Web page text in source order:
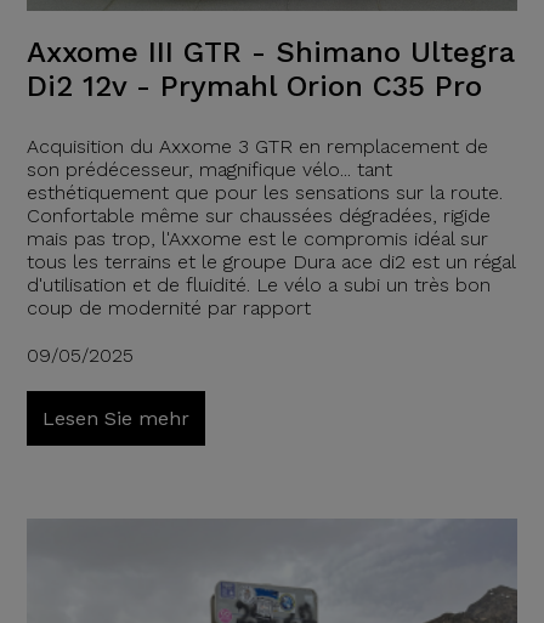
Axxome III GTR - Shimano Ultegra
Di2 12v - Prymahl Orion C35 Pro
Acquisition du Axxome 3 GTR en remplacement de
son prédécesseur, magnifique vélo... tant
esthétiquement que pour les sensations sur la route.
Confortable même sur chaussées dégradées, rigide
mais pas trop, l'Axxome est le compromis idéal sur
tous les terrains et le groupe Dura ace di2 est un régal
d'utilisation et de fluidité. Le vélo a subi un très bon
coup de modernité par rapport
09/05/2025
Lesen Sie mehr